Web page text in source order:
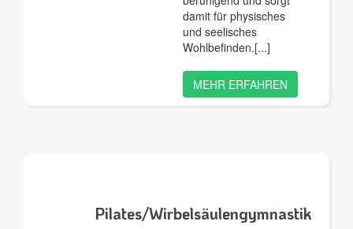
damit für physisches
und seelisches
Wohlbefinden.
MEHR ERFAHREN
Pilates/Wirbelsäulengymnastik